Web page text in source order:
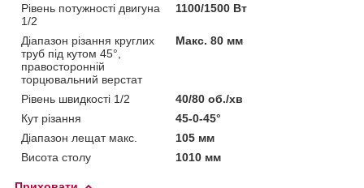
Рівень потужності двигуна
1/2
1100/1500 Вт
Діапазон різання круглих
труб під кутом 45°,
правосторонній
торцювальний верстат
Макс. 80 мм
Рівень швидкості 1/2
40/80 об./хв
Кут різання
45-0-45°
Діапазон лещат макс.
105 мм
Висота столу
1010 мм